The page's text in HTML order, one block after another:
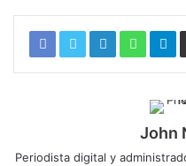
John
Periodista digital y